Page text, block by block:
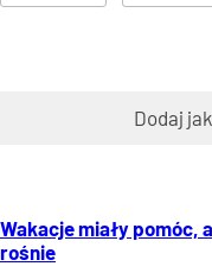
Dodaj
Wakacje miały pomóc,
rośnie